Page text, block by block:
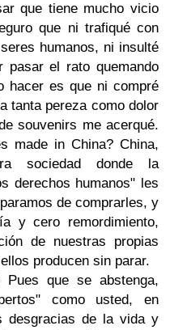
que tiene mucho vicio
que ni trafiqué con
humanos, ni insulté
el rato quemando
hacer es que ni compré
tanta pereza como dolor
souvenirs me acerqué.
made in China? China,
sociedad donde la
derechos humanos" les
de comprarles, y
y cero remordimiento,
de nuestras propias
producen sin parar.
que se abstenga,
como usted, en
desgracias de la vida y